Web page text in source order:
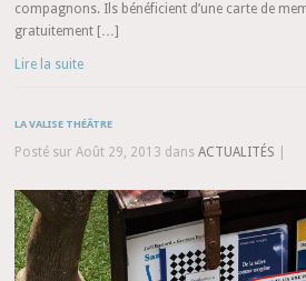
compagnons. Ils bénéficient d’une carte de
gratuitement […]
Lire la suite
LA VALISE THÉÂTRE
Posté sur Août 29, 2013 dansACTUALITÉS